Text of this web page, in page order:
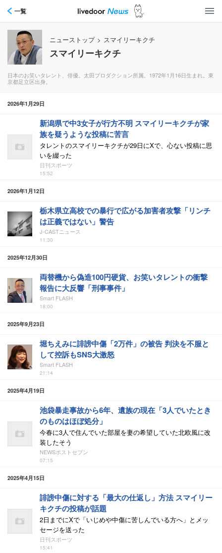
一覧
ニューストップ > スマイリーキクチ
スマイリーキクチ
日本のお笑いタレント、俳優。太田プロダクション所属。1972年1月16日生まれ。東
京都足立区出身。
2026年1月29日
新潟県で中3女子が行方不明 スマイリーキクチが家
族を疑うような投稿に苦言
タレントのスマイリーキクチが29日にXで、心ない投稿に思
いを綴った
日刊スポーツ
15:52
2026年1月12日
栃木県立高校での暴行で広がる加害者攻撃「リンチ
は正義ではない」警告
J-CASTニュース
11:30
2025年12月30日
両替機から偽造100円硬貨、お笑いタレントの衝撃
報告に大反響「刑事事件」
Smart FLASH
18:00
2025年9月23日
堀ちえみに誹謗中傷「2万件」の被告 判決を不服と
して控訴もSNS大激怒
Smart FLASH
21:14
2025年4月19日
池袋暴走事故から6年、遺族の現在「3人でいたとき
のものはほぼ処分」
今春に3人で住んでいた部屋を妻の希望していた北欧風に改
装したそう
NEWSポストセブン
07:15
2025年4月15日
誹謗中傷に対する「最大の仕返し」方法 スマイリー
キクチの投稿が話題
2日までにXで「いじめや中傷に苦しんでいる方へ」とメッ
セージを送った
日刊スポーツ
15:41